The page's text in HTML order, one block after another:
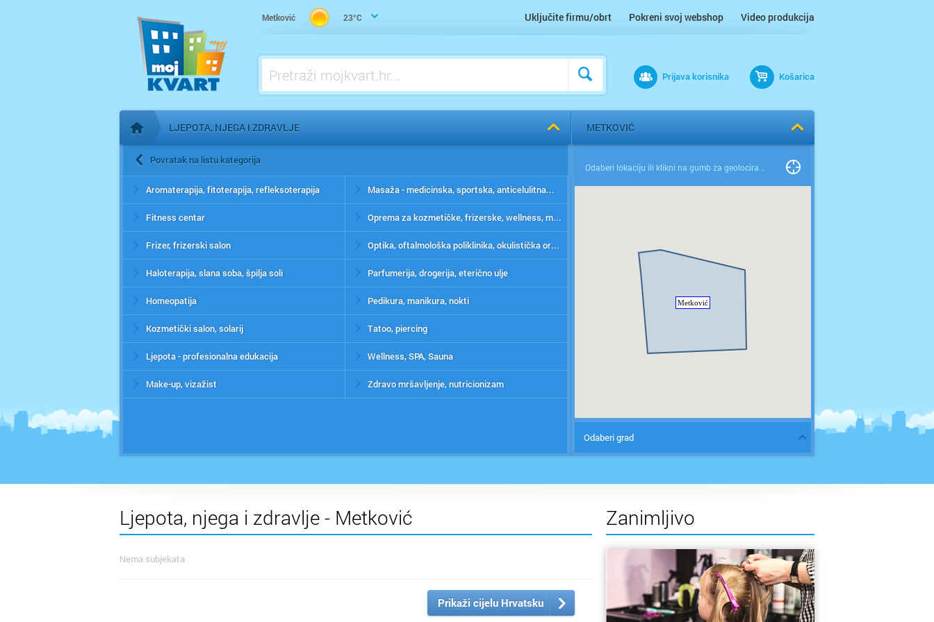
Metković 23°C Uključite firmu/obrt Pokreni svoj webshop Video produkcija
Prijava korisnika Košarica
Početna stranica
LJEPOTA, NJEGA I ZDRAVLJE
Povratak na listu kategorija
Aromaterapija, fitoterapija, refleksoterapija
Fitness centar
Frizer, frizerski salon
Haloterapija, slana soba, špilja soli
Homeopatija
Kozmetički salon, solarij
Ljepota - profesionalna edukacija
Make-up, vizažist
Masaža - medicinska, sportska, anticelulitna...
Oprema za kozmetičke, frizerske, wellness, manikerske, pedikerske i fitness centre
Optika, oftalmološka poliklinika, okulistička ordinacija
Parfumerija, drogerija, eterično ulje
Pedikura, manikura, nokti
Tatoo, piercing
Wellness, SPA, Sauna
Zdravo mršavljenje, nutricionizam
METKOVIĆ
Odaberi grad
Ljepota, njega i zdravlje - Metković
Nema subjekata
Prikaži cijelu Hrvatsku
Zanimljivo